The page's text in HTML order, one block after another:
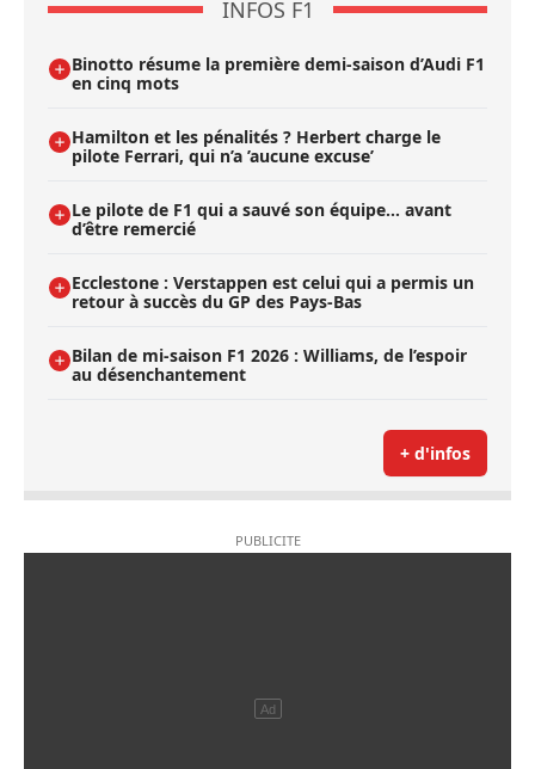
INFOS F1
Binotto résume la première demi-saison d’Audi F1
en cinq mots
Hamilton et les pénalités ? Herbert charge le
pilote Ferrari, qui n’a ’aucune excuse’
Le pilote de F1 qui a sauvé son équipe… avant
d’être remercié
Ecclestone : Verstappen est celui qui a permis un
retour à succès du GP des Pays-Bas
Bilan de mi-saison F1 2026 : Williams, de l’espoir
au désenchantement
+ d'infos